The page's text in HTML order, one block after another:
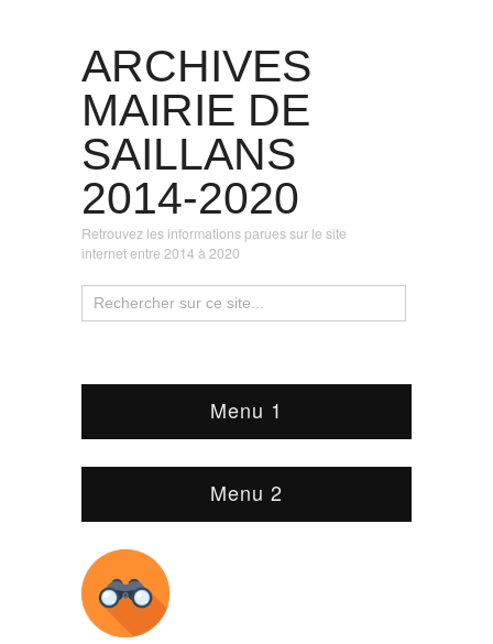
ARCHIVES
MAIRIE DE
SAILLANS
2014-2020
Retrouvez les informations parues sur le site
internet entre 2014 à 2020
Menu 1
Menu 2